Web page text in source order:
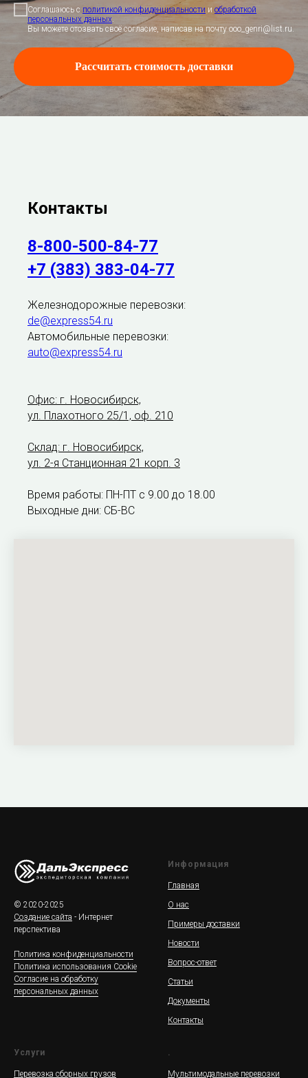
Соглашаюсь с политикой конфиденциальности и обработкой
персональных данных.
Вы можете отозвать своё согласие, написав на почту ooo_genri@list.ru.
Рассчитать стоимость доставки
Контакты
8-800-500-84-77
+7 (383) 383-04-77
Железнодорожные перевозки:
de@express54.ru
Автомобильные перевозки:
auto@express54.ru
Офис: г. Новосибирск,
ул. Плахотного 25/1, оф. 210
Склад: г. Новосибирск,
ул. 2-я Станционная 21 корп. 3
Время работы: ПН-ПТ с 9.00 до 18.00
Выходные дни: СБ-ВС
© 2020-2025
Создание сайта - Интернет
перспектива
Политика конфиденциальности
Политика использования Cookie
Согласие на обработку
персональных данных
Информация
Главная
О нас
Примеры доставки
Новости
Вопрос-ответ
Статьи
Документы
Контакты
Услуги
Перевозка сборных грузов
.
Мультимодальные перевозки